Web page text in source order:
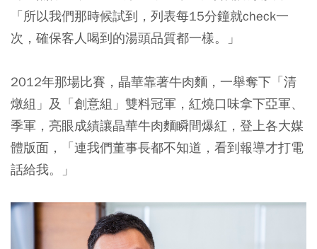
「所以我們那時候試到，列表每15分鐘就check一
次，確保客人喝到的湯頭品質都一樣。」
2012年那場比賽，晶華靠著牛肉麵，一舉奪下「清
燉組」及「創意組」雙料冠軍，紅燒口味拿下亞軍、
季軍，亮眼成績讓晶華牛肉麵瞬間爆紅，登上各大媒
體版面，「連我們董事長都不知道，看到報導才打電
話給我。」